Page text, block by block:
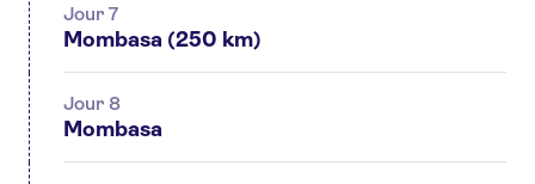
Jour 7
Mombasa (250 km)
Jour 8
Mombasa